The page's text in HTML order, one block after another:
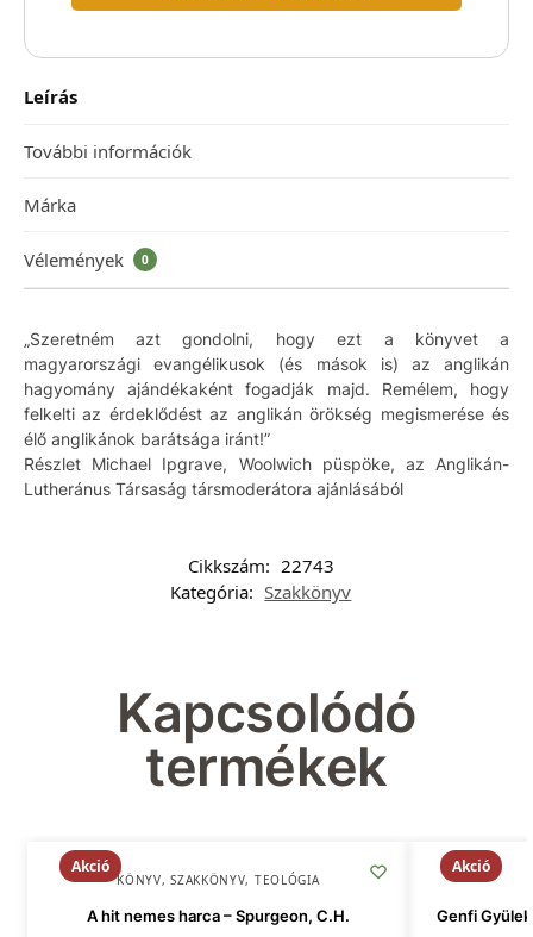
Leírás
További információk
Márka
Vélemények 0
„Szeretném azt gondolni, hogy ezt a könyvet a
magyarországi evangélikusok (és mások is) az anglikán
hagyomány ajándékaként fogadják majd. Remélem, hogy
felkelti az érdeklődést az anglikán örökség megismerése és
élő anglikánok barátsága iránt!”
Részlet Michael Ipgrave, Woolwich püspöke, az Anglikán-
Lutheránus Társaság társmoderátora ajánlásából
Cikkszám: 22743
Kategória: Szakkönyv
Kapcsolódó
termékek
Akció
KÖNYV,SZAKKÖNYV, TEOLÓGIA
A hit nemes harca – Spurgeon, C.H.
Akció
Genfi